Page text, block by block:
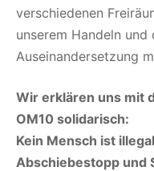
verschiedenen
unserem Handeln
Auseinandersetzung
Wir erklären uns mit
OM10 solidarisch:
Kein Mensch ist
Abschiebestopp und